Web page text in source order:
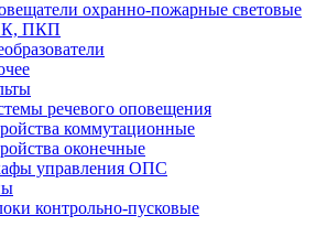
охранно-пожарные световые
ПКП
речевого оповещения
коммутационные
оконечные
управления ОПС
контрольно-пусковые